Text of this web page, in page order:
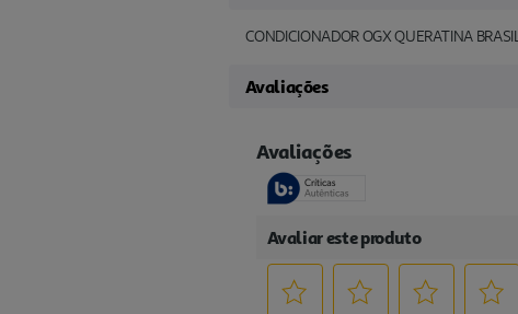
CONDICIONADOR OGX QUERATINA
Avaliações